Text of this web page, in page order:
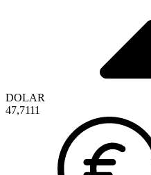
DOLAR
47,7111